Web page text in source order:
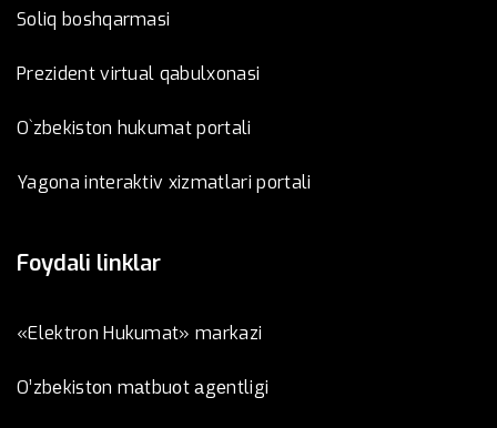
Soliq boshqarmasi
Prezident virtual qabulxonasi
O`zbekiston hukumat portali
Yagona interaktiv xizmatlari portali
Foydali linklar
«Elektron Hukumat» markazi
O’zbеkistоn mаtbuоt аgеntligi